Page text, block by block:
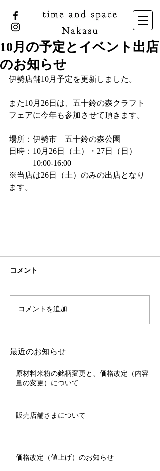
10月の予定とイベント出店
のお知らせ
伊勢店舗10月予定を更新しました。
また10月26日は、五十鈴の森クラフト
フェアに今年も参加させて頂きます。
場所：伊勢市　五十鈴の森公園
日時：10月26日（土）・27日（日）
10:00-16:00
※当店は26日（土）のみの出店となり
ます。
コメント
コメントを追加…
​最近のお知らせ
原材料米粉の銘柄変更と、価格改定（内容
量の変更）について
販売店舗さまについて
価格改定（値上げ）のお知らせ